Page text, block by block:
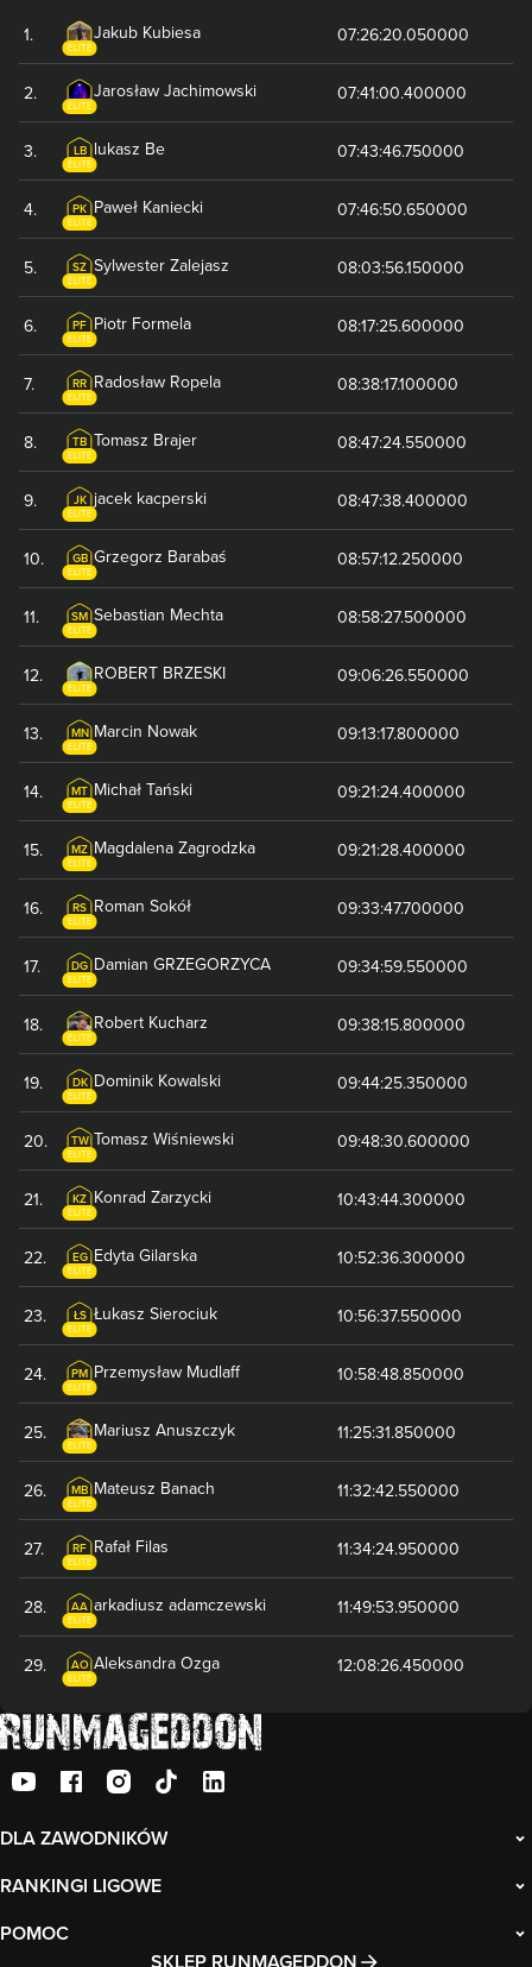
1.
ELITE
Jakub Kubiesa 07:26:20.050000
2.
ELITE
Jarosław Jachimowski 07:41:00.400000
3. LB
ELITE
lukasz Be 07:43:46.750000
4. PK
ELITE
Paweł Kaniecki 07:46:50.650000
5. SZ
ELITE
Sylwester Zalejasz 08:03:56.150000
6. PF
ELITE
Piotr Formela 08:17:25.600000
7. RR
ELITE
Radosław Ropela 08:38:17.100000
8. TB
ELITE
Tomasz Brajer 08:47:24.550000
9. JK
ELITE
jacek kacperski 08:47:38.400000
10. GB
ELITE
Grzegorz Barabaś 08:57:12.250000
11. SM
ELITE
Sebastian Mechta 08:58:27.500000
12.
ELITE
ROBERT BRZESKI 09:06:26.550000
13. MN
ELITE
Marcin Nowak 09:13:17.800000
14. MT
ELITE
Michał Tański 09:21:24.400000
15. MZ
ELITE
Magdalena Zagrodzka 09:21:28.400000
16. RS
ELITE
Roman Sokół 09:33:47.700000
17. DG
ELITE
Damian GRZEGORZYCA 09:34:59.550000
18.
ELITE
Robert Kucharz 09:38:15.800000
19. DK
ELITE
Dominik Kowalski 09:44:25.350000
20. TW
ELITE
Tomasz Wiśniewski 09:48:30.600000
21. KZ
ELITE
Konrad Zarzycki 10:43:44.300000
22. EG
ELITE
Edyta Gilarska 10:52:36.300000
23. ŁS
ELITE
Łukasz Sierociuk 10:56:37.550000
24. PM
ELITE
Przemysław Mudlaff 10:58:48.850000
25.
ELITE
Mariusz Anuszczyk 11:25:31.850000
26. MB
ELITE
Mateusz Banach 11:32:42.550000
27. RF
ELITE
Rafał Filas 11:34:24.950000
28. AA
ELITE
arkadiusz adamczewski 11:49:53.950000
29. AO
ELITE
Aleksandra Ozga 12:08:26.450000
DLA ZAWODNIKÓW
RANKINGI LIGOWE
POMOC
SKLEP RUNMAGEDDON